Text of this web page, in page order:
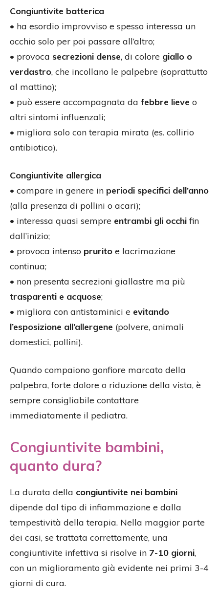
Congiuntivite batterica
• ha esordio improvviso e spesso interessa un
occhio solo per poi passare all’altro;
• provoca secrezioni dense, di colore giallo o
verdastro, che incollano le palpebre (soprattutto
al mattino);
• può essere accompagnata da febbre lieve o
altri sintomi influenzali;
• migliora solo con terapia mirata (es. collirio
antibiotico).
Congiuntivite allergica
• compare in genere in periodi specifici dell’anno
(alla presenza di pollini o acari);
• interessa quasi sempre entrambi gli occhi fin
dall’inizio;
• provoca intenso prurito e lacrimazione
continua;
• non presenta secrezioni giallastre ma più
trasparenti e acquose;
• migliora con antistaminici e evitando
l’esposizione all’allergene (polvere, animali
domestici, pollini).
Quando compaiono gonfiore marcato della
palpebra, forte dolore o riduzione della vista, è
sempre consigliabile contattare
immediatamente il pediatra.
Congiuntivite bambini,
quanto dura?
La durata della congiuntivite nei bambini
dipende dal tipo di infiammazione e dalla
tempestività della terapia. Nella maggior parte
dei casi, se trattata correttamente, una
congiuntivite infettiva si risolve in 7-10 giorni,
con un miglioramento già evidente nei primi 3-4
giorni di cura.